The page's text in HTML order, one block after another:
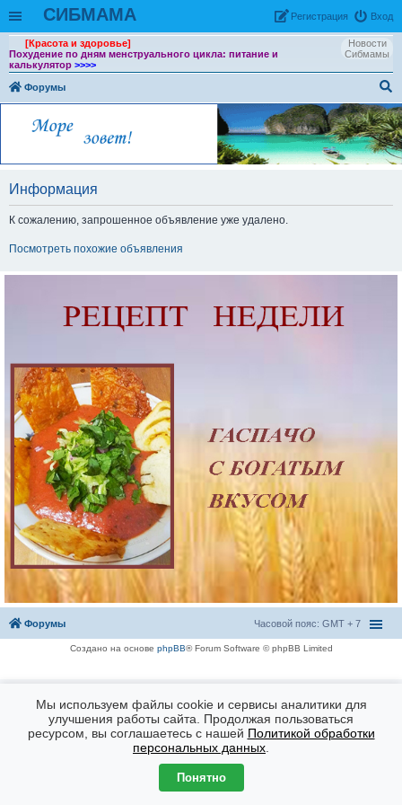
СИБМАМА Вход
Рeгиcтpaция
Новости
Сибмамы
[Красота и здоровье]
Похудение по дням менструального цикла: питание и
калькулятор >>>>
Форумы
ои
ск
Информация
К сожалению, запрошенное объявление уже удалено.
Посмотреть похожие объявления
Форумы Часовой пояс: GMT + 7
Создано на основе phpBB® Forum Software © phpBB Limited
Мы используем файлы cookie и сервисы аналитики для
улучшения работы сайта. Продолжая пользоваться
ресурсом, вы соглашаетесь с нашей Политикой обработки
персональных данных
Понятно